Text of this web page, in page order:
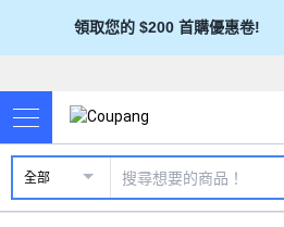
領取您的 $200 首購優惠卷!
全部